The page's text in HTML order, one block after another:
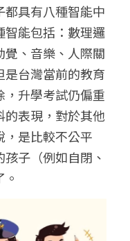
具有八種智能中
智能包括：數理邏
、音樂、人際關
台灣當前的教育
升學考試仍偏重
的表現，對於其他
，是比較不公平
子（例如自閉、